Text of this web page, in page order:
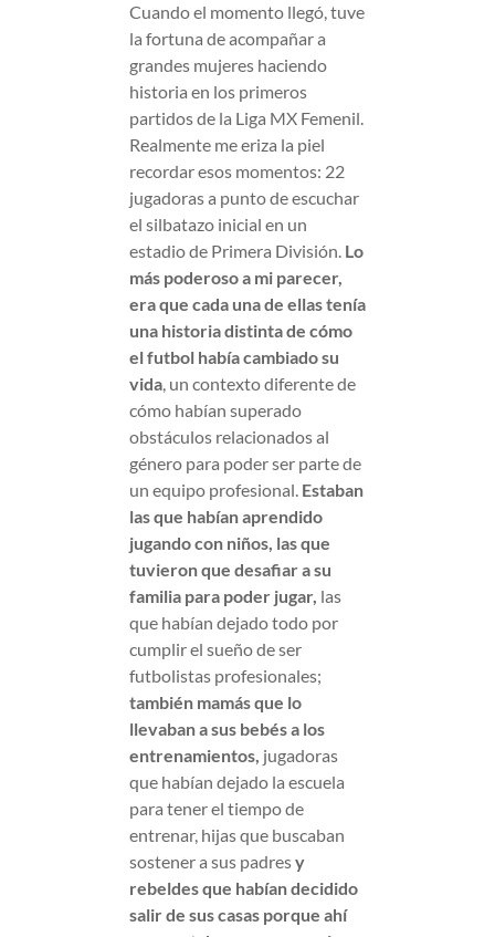
Cuando el momento llegó, tuve
la fortuna de acompañar a
grandes mujeres haciendo
historia en los primeros
partidos de la Liga MX Femenil.
Realmente me eriza la piel
recordar esos momentos: 22
jugadoras a punto de escuchar
el silbatazo inicial en un
estadio de Primera División. Lo
más poderoso a mi parecer,
era que cada una de ellas tenía
una historia distinta de cómo
el futbol había cambiado su
vida, un contexto diferente de
cómo habían superado
obstáculos relacionados al
género para poder ser parte de
un equipo profesional. Estaban
las que habían aprendido
jugando con niños, las que
tuvieron que desafiar a su
familia para poder jugar, las
que habían dejado todo por
cumplir el sueño de ser
futbolistas profesionales;
también mamás que lo
llevaban a sus bebés a los
entrenamientos, jugadoras
que habían dejado la escuela
para tener el tiempo de
entrenar, hijas que buscaban
sostener a sus padresy
rebeldes que habían decidido
salir de sus casas porque ahí